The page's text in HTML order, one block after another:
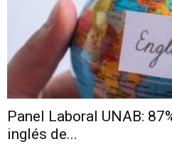
Panel Laboral UNAB:
inglés de...